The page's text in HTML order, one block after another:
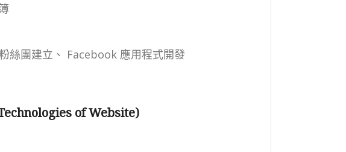
絲團建立、 Facebook 應用程式開發
of Website)